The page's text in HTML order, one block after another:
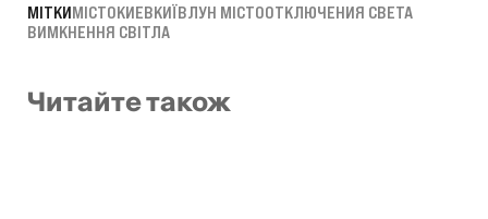
МІТКИМІСТОКИЕВКИЇВЛУН МІСТООТКЛЮЧЕНИЯ СВЕТА
ВИМКНЕННЯ СВІТЛА
Читайте також